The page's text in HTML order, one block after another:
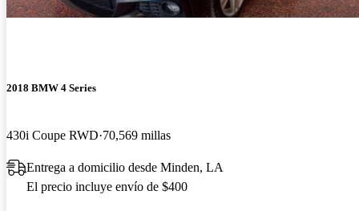
2018 BMW 4 Series
430i Coupe RWD 70,569 millas
Entrega a domicilio desde Minden, LA
El precio incluye envío de $400